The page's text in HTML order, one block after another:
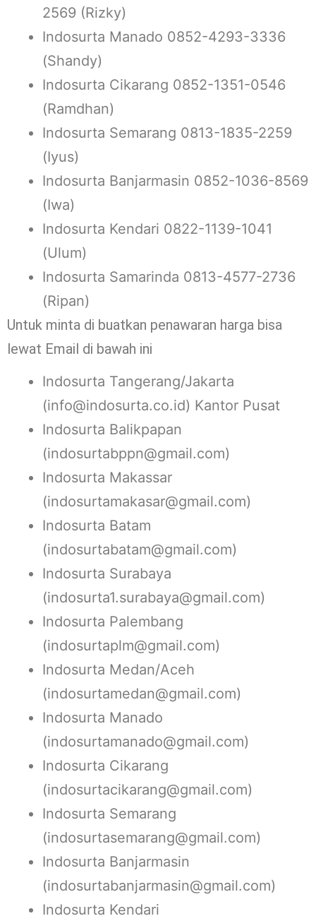
2569 (Rizky)
Indosurta Manado 0852-4293-3336
(Shandy)
Indosurta Cikarang 0852-1351-0546
(Ramdhan)
Indosurta Semarang 0813-1835-2259
(Iyus)
Indosurta Banjarmasin 0852-1036-8569
(Iwa)
Indosurta Kendari 0822-1139-1041
(Ulum)
Indosurta Samarinda 0813-4577-2736
(Ripan)
Untuk minta di buatkan penawaran harga bisa
lewat Email di bawah ini
Indosurta Tangerang/Jakarta
(info@indosurta.co.id) Kantor Pusat
Indosurta Balikpapan
(indosurtabppn@gmail.com)
Indosurta Makassar
(indosurtamakasar@gmail.com)
Indosurta Batam
(indosurtabatam@gmail.com)
Indosurta Surabaya
(indosurta1.surabaya@gmail.com)
Indosurta Palembang
(indosurtaplm@gmail.com)
Indosurta Medan/Aceh
(indosurtamedan@gmail.com)
Indosurta Manado
(indosurtamanado@gmail.com)
Indosurta Cikarang
(indosurtacikarang@gmail.com)
Indosurta Semarang
(indosurtasemarang@gmail.com)
Indosurta Banjarmasin
(indosurtabanjarmasin@gmail.com)
Indosurta Kendari